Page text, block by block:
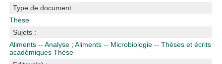
Type de document :
Thèse
Sujets :
Aliments -- Analyse ;Aliments -- Microbiologie -- Thèses et écrits
académiquesThèse